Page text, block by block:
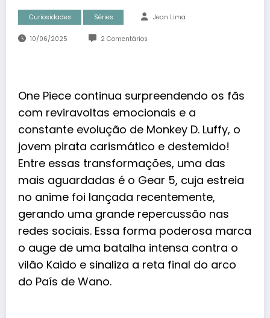
Curiosidades Séries Jean Lima
10/06/2025 2 Comentários
One Piece continua surpreendendo os fãs
com reviravoltas emocionais e a
constante evolução de Monkey D. Luffy, o
jovem pirata carismático e destemido!
Entre essas transformações, uma das
mais aguardadas é o Gear 5, cuja estreia
no anime foi lançada recentemente,
gerando uma grande repercussão nas
redes sociais. Essa forma poderosa marca
o auge de uma batalha intensa contra o
vilão Kaido e sinaliza a reta final do arco
do País de Wano.